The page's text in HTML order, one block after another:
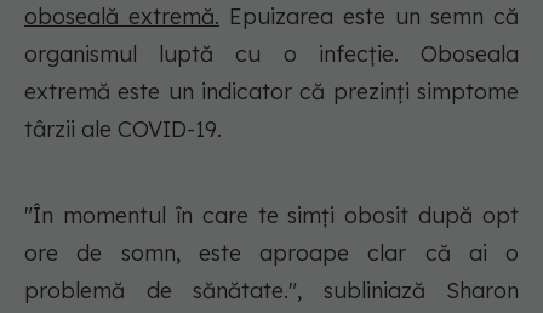
oboseală extremă. Epuizarea este un semn că
organismul luptă cu o infecție. Oboseala
extremă este un indicator că prezinți simptome
târzii ale COVID-19.
"În momentul în care te simți obosit după opt
ore de somn, este aproape clar că ai o
problemă de sănătate.", subliniază Sharon